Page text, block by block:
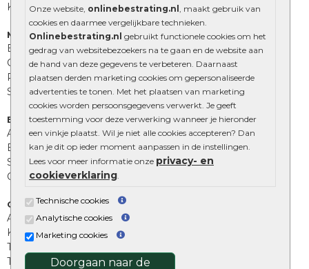
Onze website, onlinebestrating.nl
, maakt gebruik van
cookies en daarmee vergelijkbare technieken.
Onlinebestrating.nl gebruikt functionele cookies om het
gedrag van websitebezoekers na te gaan en de website aan
de hand van deze gegevens te verbeteren. Daarnaast
plaatsen derden marketing cookies om gepersonaliseerde
advertenties te tonen. Met het plaatsen van marketing
cookies worden persoonsgegevens verwerkt. Je geeft
toestemming voor deze verwerking wanneer je hieronder
een vinkje plaatst. Wil je niet alle cookies accepteren? Dan
kan je dit op ieder moment aanpassen in de instellingen.
Lees voor meer informatie onze privacy- en
cookieverklaring
Technische cookies
Analytische cookies
Marketing cookies
Doorgaan naar de
Kingstones
Muurelementen
Betonbielzen
Opsluitbanden
Palissades
Stapelblokken
Extra benodigdheden
Afwatering en diversen
Beplantings en betonelementen
Split, grind en zand
Oprit tegels
Overig
Aanbiedingen
Kunstgras
Tuintegels outlet
Terrastegels leggen